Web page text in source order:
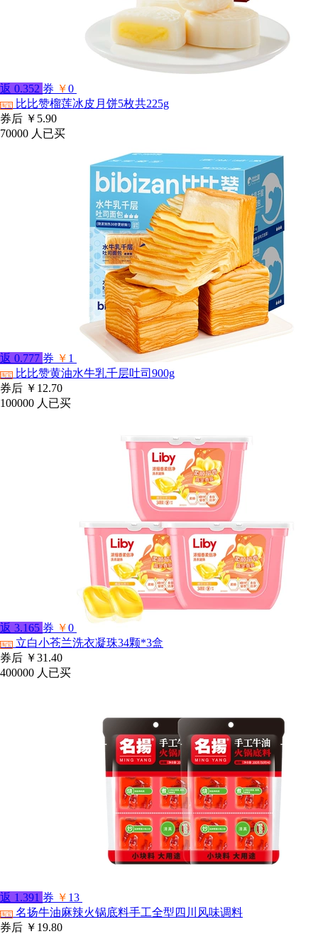
返 0.352 券 ￥0
淘宝
比比赞榴莲冰皮月饼5枚共225g
券后 ￥5.90
70000 人已买
返 0.777 券 ￥ 1
淘宝
比比赞黄油水牛乳千层吐司900g
券后 ￥12.70
100000 人已买
返 3.165 券 ￥0
淘宝
立白小苍兰洗衣凝珠34颗*3盒
券后 ￥31.40
400000 人已买
返 1.391 券 ￥ 13
淘宝 名扬牛油麻辣火锅底料手工全型四川风味调料
券后 ￥19.80